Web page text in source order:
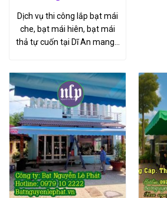
Dịch vụ thi công lắp bạt mái
che, bạt mái hiên, bạt mái
thả tự cuốn tại Dĩ An mang…